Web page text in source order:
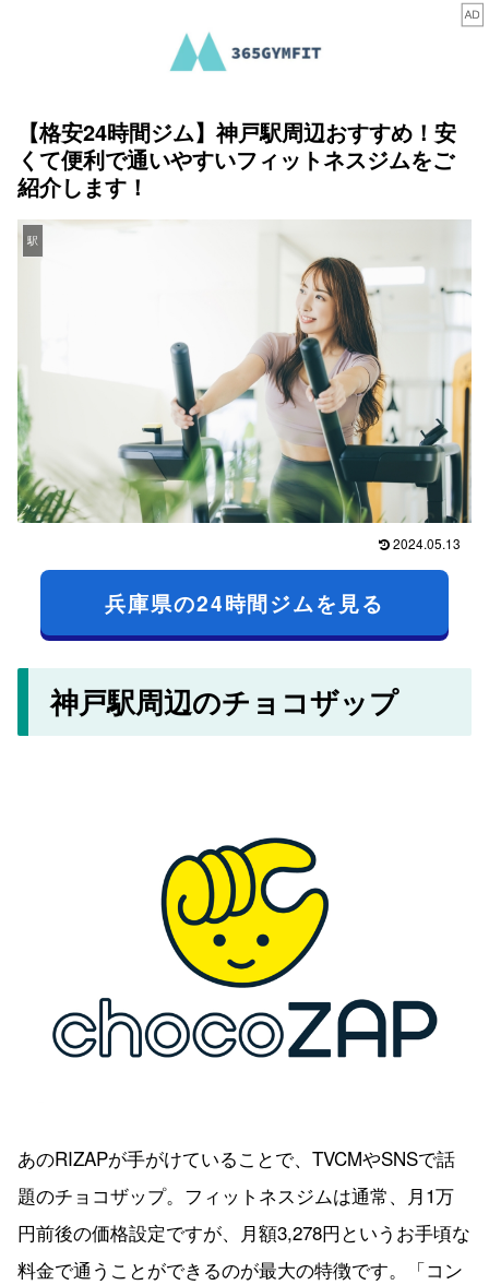
【格安24時間ジム】神戸駅周辺おすすめ！安
くて便利で通いやすいフィットネスジムをご
紹介します！
駅
2024.05.13
兵庫県の24時間ジムを見る
神戸駅周辺のチョコザップ
あのRIZAPが手がけていることで、TVCMやSNSで話
題のチョコザップ。フィットネスジムは通常、月1万
円前後の価格設定ですが、月額3,278円というお手頃な
料金で通うことができるのが最大の特徴です。「コン